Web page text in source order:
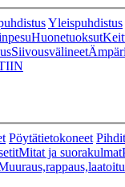
Yleispuhdistus
Huonetuoksut
Siivousvälineet
Pöytätietokoneet
Mitat ja suorakulmat